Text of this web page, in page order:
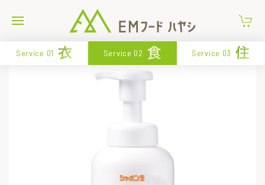
Service 01 衣 Service 02 食 Service 03 住